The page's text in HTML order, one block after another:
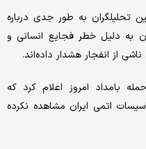
تحلیلگران به طور جدی درباره
به دلیل خطر فجایع انسانی و
از انفجار هشدار داده‌اند.
بامداد امروز اعلام کرد که
اتمی ایران مشاهده نکرده